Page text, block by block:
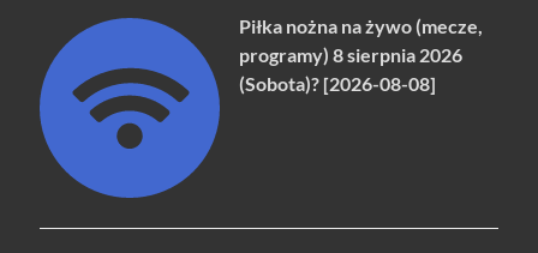
Piłka nożna na żywo (mecze,
programy) 8 sierpnia 2026
(Sobota)? [2026-08-08]